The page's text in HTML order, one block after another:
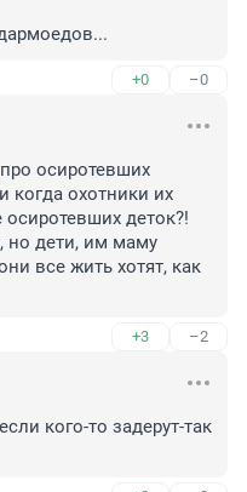
+0 –0
осиротевших
когда охотники их
деток?!
но дети, им маму
все жить хотят, как
+3 –2
кого-то задерут-так